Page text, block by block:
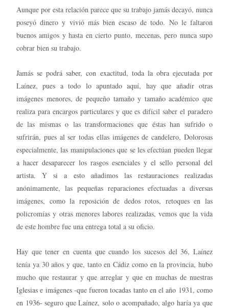
Aunque por esta relación parece que su trabajo jamás decayó, nunca
poseyó dinero y vivió más bien escaso de todo. No le faltaron
buenos amigos y hasta en cierto punto, mecenas, pero nunca supo
cobrar bien su trabajo.
Jamás se podrá saber, con exactitud, toda la obra ejecutada por
Laínez, pues a todo lo apuntado aquí, hay que añadir otras
imágenes menores, de pequeño tamaño y tamaño académico que
realiza para encargos particulares y que es difícil saber el paradero
de las mismas o las transformaciones que éstas han sufrido o
sufrirán, pues al ser todas ellas imágenes de candelero, Dolorosas
especialmente, las manipulaciones que se les efectúan pueden llegar
a hacer desaparecer los rasgos esenciales y el sello personal del
artista. Y si a esto añadimos las restauraciones realizadas
anónimamente, las pequeñas reparaciones efectuadas a diversas
imágenes, como la reposición de dedos rotos, retoques en las
policromías y otras menores labores realizadas, vemos que la vida
de este hombre fue una entrega total a su oficio.
Hay que tener en cuenta que cuando los sucesos del 36, Laínez
tenía ya 30 años y que, tanto en Cádiz como en la provincia, hubo
mucho que restaurar y que arreglar y que en muchas de nuestras
Iglesias e imágenes -que fueron tocadas tanto en el año 1931, como
en 1936- seguro que Laínez, solo o acompañado, algo haría ya que